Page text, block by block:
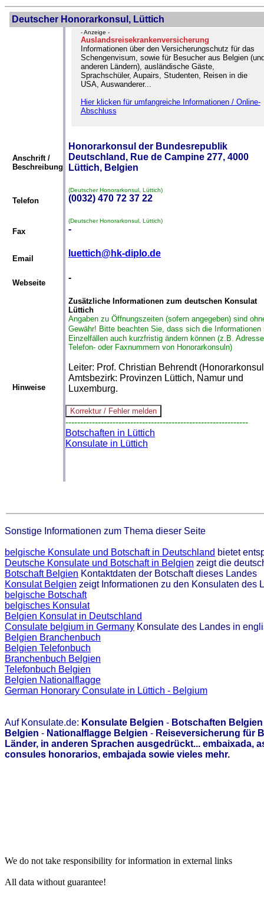
Deutscher Honorarkonsul, Lüttich
- Anzeige -
Auslandsreisekrankenversicherung
Informationen über den Versicherungschutz für das
Schengenvisum, sowie für Besucher aus Belgien
anderen Ländern), ausländische Gäste,
Sprachschüler, Aupairs, Studenten, Reisen in die
USA, Auswanderer...
Hier klicken für umfangreiche Informationen / Online-
Abschluss
Anschrift /
Beschreibung
Honorarkonsul der Bundesrepublik
Deutschland, Rue de Campine 277, 4000
Lüttich, Belgien
Telefon
(Deutscher Honorarkonsul, Lüttich)
(0032) 470 72 37 22
Fax
(Deutscher Honorarkonsul, Lüttich)
-
Email
luettich@hk-diplo.de
Webseite
-
Hinweise
Zusätzliche Informationen zum deutschen Konsulat
Lüttich
Angaben zu Öffnungszeiten (sofern angegeben) sind
Gewähr! Bitte beachten Sie, dass sich die Informationen
Einzelfällen auch kurzfristig ändern können (z.B.
Telefon- oder Faxnummern von Honorarkonsuln)
Leiter: Prof. Christian Behrendt
Amtsbezirk: Provinzen Lüttich, Namur und
Luxemburg.
--------------------------------------------------------------
Botschaften in Lüttich
Konsulate in Lüttich
Sonstige Informationen zum Thema dieser Seite
belgische Konsulate und Botschaft in Deutschland bietet
Deutsche Konsulate und Botschaft in Belgien zeigt die
Botschaft Belgien Kontaktdaten der Botschaft dieses Landes
Konsulat Belgien zeigt Informationen zu den Konsulaten des
belgische Botschaft
belgisches Konsulat
Belgien Konsulat in Deutschland
Consulate belgium in Germany Konsulate des Landes in
Belgien Branchenbuch
Belgien Telefonbuch
Branchenbuch Belgien
Telefonbuch Belgien
Belgien Nationalflagge
German Honorary Consulate in Lüttich - Belgium
Auf Konsulate.de: Konsulate Belgien - Botschaften Belgien
Belgien - Nationalflagge Belgien - Reiseversicherung für
Länder, in anderen Sprachen ausgedrückt...
consules honorarios, embajada sowie vieles mehr.
We do not take responsibility for information in external links
All data without guarantee!